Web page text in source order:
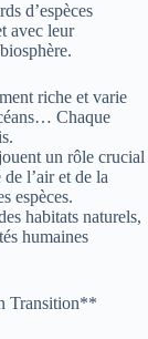
d’espèces
avec leur
riche et varie
Chaque
un rôle crucial
l’air et de la
espèces.
habitats naturels,
humaines
Transition**